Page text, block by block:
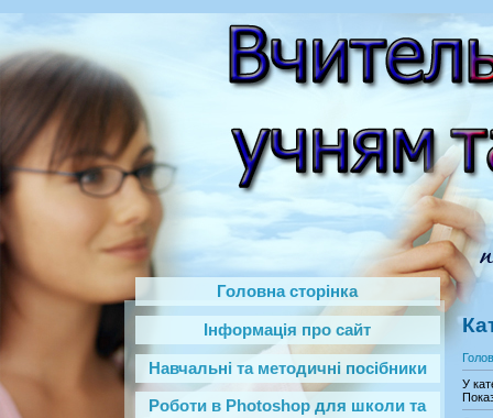
Головна сторінка
Інформація про сайт
Навчальні та методичні посібники
Роботи в Photoshop‎ для школи та
У